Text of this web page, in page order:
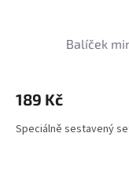
Balíček
189 Kč
Speciálně sestavený